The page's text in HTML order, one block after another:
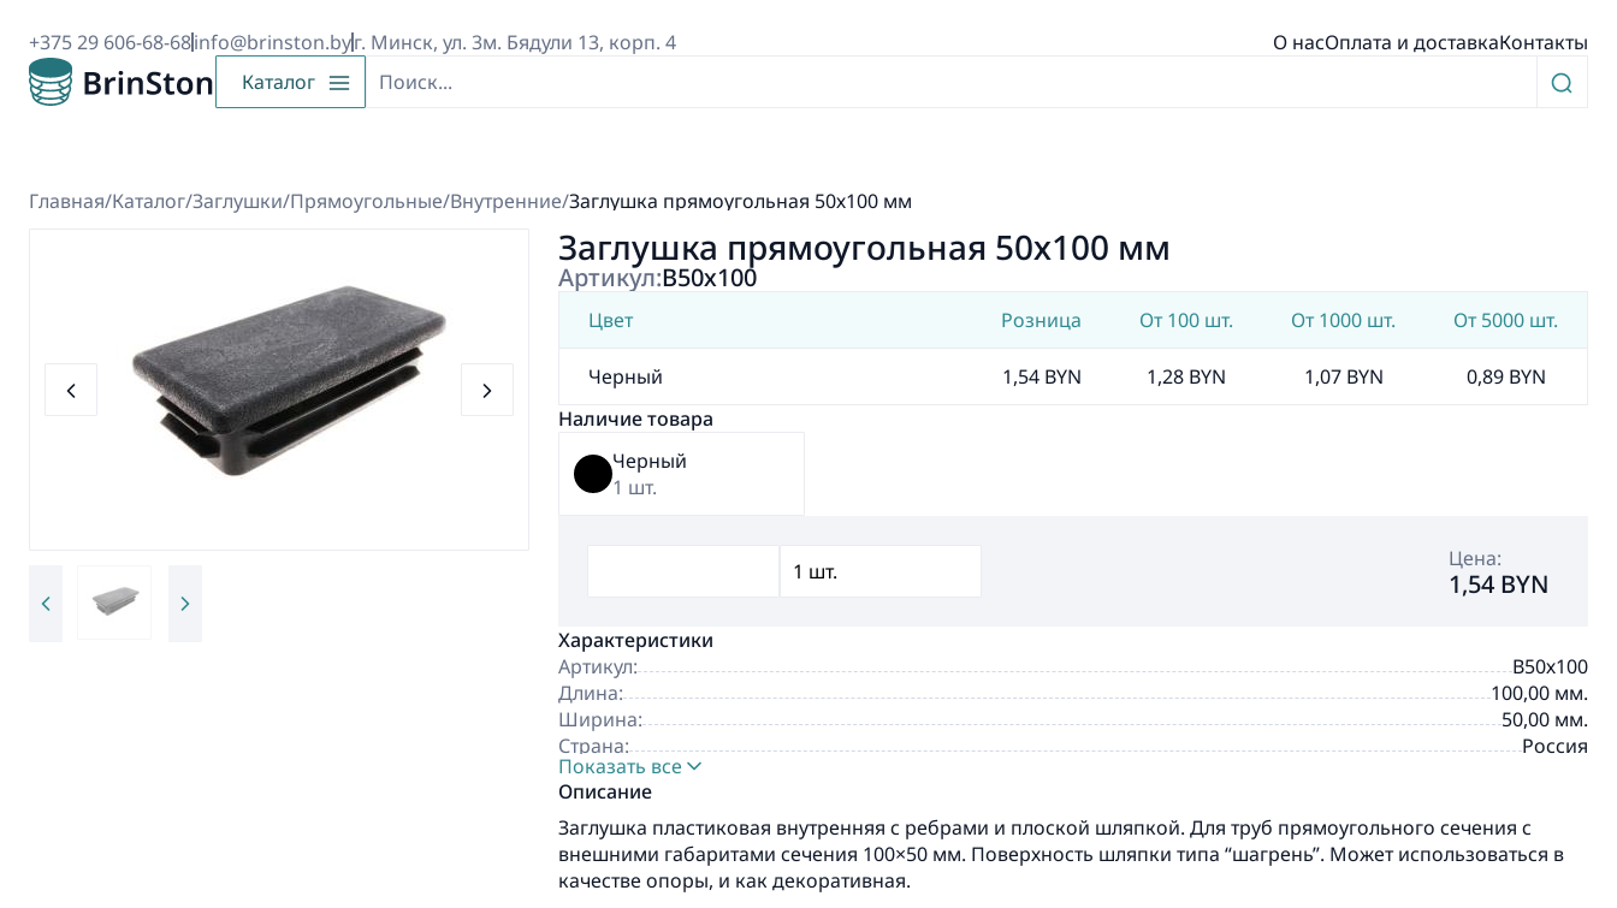
+375 29 606-68-68info@brinston.byг. Минск, ул. 3м. Бядули 13, корп. 4 О насОплата и доставкаКонтакты
Каталог
Главная/Каталог/Заглушки/Прямоугольные/Внутренние/Заглушка прямоугольная 50х100 мм
Заглушка прямоугольная 50х100 мм
Артикул:В50х100
Цвет Розница От 100 шт. От 1000 шт. От 5000 шт.
Черный 1,54 BYN 1,28 BYN 1,07 BYN
0,89 BYN
Наличие товара
Черный
1 шт.
Цена:
1,54 BYN
Характеристики
Артикул:
В50х100
Длина:
100,00 мм.
Ширина:
50,00 мм.
Страна:
Россия
Производитель:
Показать все
Описание
Заглушка пластиковая внутренняя с ребрами и плоской шляпкой. Для труб прямоугольного сечения с
внешними габаритами сечения 100×50 мм. Поверхность шляпки типа “шагрень”. Может использоваться в
качестве опоры, и как декоративная.